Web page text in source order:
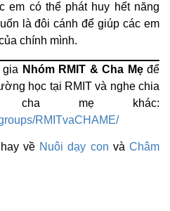
em có thể phát huy hết năng
là đôi cánh để giúp các em
chính mình.
gia Nhóm RMIT & Cha Mẹđể
học tại RMIT và nghe chia
mẹ khác:
RMITvaCHAME/
về Nuôi dạy con vàChâm